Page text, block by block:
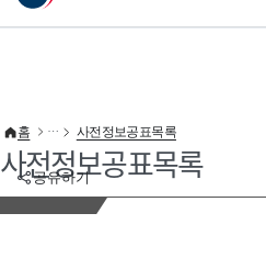
이 누리집은 대한민국 공식 전자정부 누리집입니다.
공유하기
홈 사전정보공표목록
사전정보공표목록